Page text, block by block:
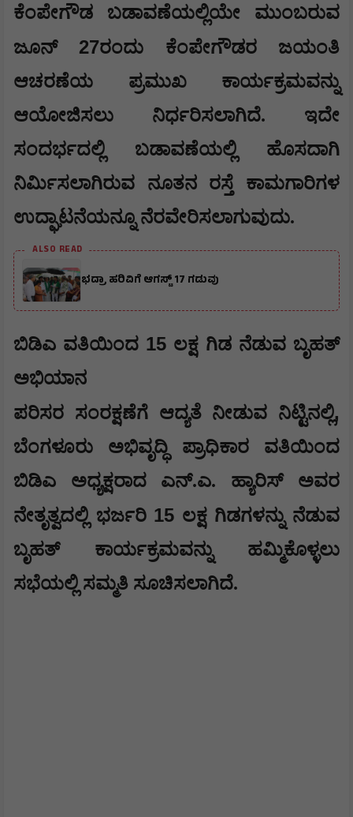
ಕೆಂಪೇಗೌಡ ಬಡಾವಣೆಯಲ್ಲಿಯೇ ಮುಂಬರುವ
ಜೂನ್ 27ರಂದು ಕೆಂಪೇಗೌಡರ ಜಯಂತಿ
ಆಚರಣೆಯ ಪ್ರಮುಖ ಕಾರ್ಯಕ್ರಮವನ್ನು
ಆಯೋಜಿಸಲು ನಿರ್ಧರಿಸಲಾಗಿದೆ. ಇದೇ
ಸಂದರ್ಭದಲ್ಲಿ ಬಡಾವಣೆಯಲ್ಲಿ ಹೊಸದಾಗಿ
ನಿರ್ಮಿಸಲಾಗಿರುವ ನೂತನ ರಸ್ತೆ ಕಾಮಗಾರಿಗಳ
ಉದ್ಘಾಟನೆಯನ್ನೂ ನೆರವೇರಿಸಲಾಗುವುದು.
ALSO READ
ಭದ್ರಾ ಹರಿವಿಗೆ ಆಗಸ್ಟ್ 17 ಗಡುವು
ಬಿಡಿಎ ವತಿಯಿಂದ 15 ಲಕ್ಷ ಗಿಡ ನೆಡುವ ಬೃಹತ್
ಅಭಿಯಾನ
​ಪರಿಸರ ಸಂರಕ್ಷಣೆಗೆ ಆದ್ಯತೆ ನೀಡುವ ನಿಟ್ಟಿನಲ್ಲಿ,
ಬೆಂಗಳೂರು ಅಭಿವೃದ್ಧಿ ಪ್ರಾಧಿಕಾರ ವತಿಯಿಂದ
ಬಿಡಿಎ ಅಧ್ಯಕ್ಷರಾದ ಎನ್‌.ಎ. ಹ್ಯಾರಿಸ್ ಅವರ
ನೇತೃತ್ವದಲ್ಲಿ ಭರ್ಜರಿ 15 ಲಕ್ಷ ಗಿಡಗಳನ್ನು ನೆಡುವ
ಬೃಹತ್ ಕಾರ್ಯಕ್ರಮವನ್ನು ಹಮ್ಮಿಕೊಳ್ಳಲು
ಸಭೆಯಲ್ಲಿ ಸಮ್ಮತಿ ಸೂಚಿಸಲಾಗಿದೆ.